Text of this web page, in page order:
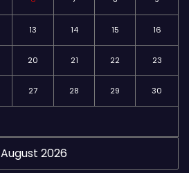
August 2026
13 14 15 16
20 21 22 23
27 28 29 30